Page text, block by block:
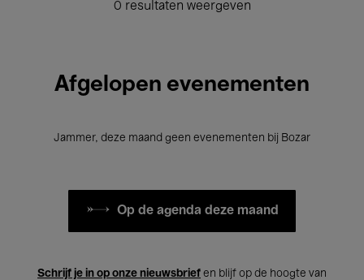
0 resultaten weergeven
Afgelopen evenementen
Jammer, deze maand geen evenementen bij Bozar
Op de agenda deze maand
Schrijf je in op onze nieuwsbrief en blijf op de hoogte van